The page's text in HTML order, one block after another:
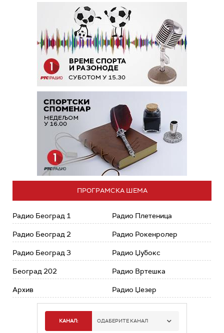
ПРОГРАМСКА ШЕМА
Радио Београд 1
Радио Београд 2
Радио Београд 3
Београд 202
Архив
Радио Плетеница
Радио Рокенролер
Радио Џубокс
Радио Вртешка
Радио Џезер
КАНАЛ: ОДАБЕРИТЕ КАНАЛ